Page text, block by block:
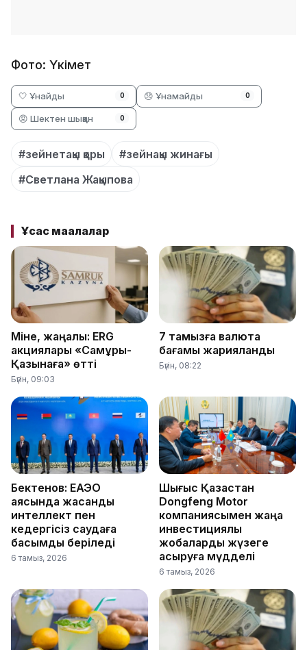
Фото: Үкімет
🤍 Ұнайды 0 😞 Ұнамайды 0
😡 Шектен шыққан 0
#зейнетақы қоры
#зейнақы жинағы
#Светлана Жақыпова
Ұқсас мақалалар
Міне, жаңалық: ERG
акциялары «Самұрық-
Қазынаға» өтті
Бүгін, 09:03
7 тамызға валюта
бағамы жарияланды
Бүгін, 08:22
Бектенов: ЕАЭО
аясында жасанды
интеллект пен
кедергісіз саудаға
басымдық беріледі
6 тамыз, 2026
Шығыс Қазақстан
Dongfeng Motor
компаниясымен жаңа
инвестициялық
жобаларды жүзеге
асыруға мүдделі
6 тамыз, 2026